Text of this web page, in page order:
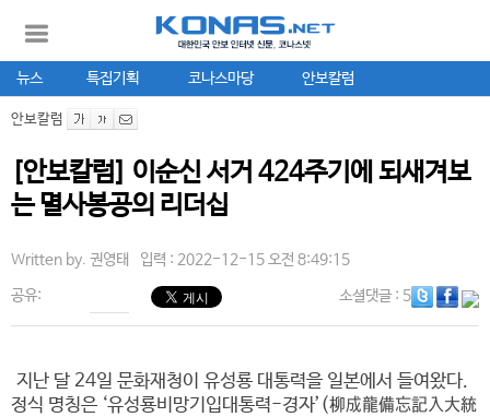
뉴스 특집기획 코나스마당 안보칼럼
안보칼럼
[안보칼럼] 이순신 서거 424주기에 되새겨보
는 멸사봉공의 리더십
Written by. 권영태 입력 : 2022-12-15 오전 8:49:15
공유: 소셜댓글: 5
지난 달 24일 문화재청이 유성룡 대통력을 일본에서 들여왔다.
정식 명칭은 ‘유성룡비망기입대통력-경자’(柳成龍備忘記入大統